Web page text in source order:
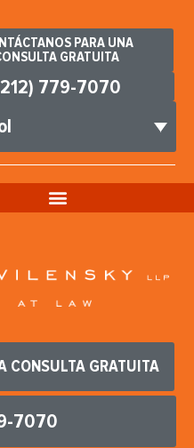
PARA UNA
GRATUITA
779-7070
CONSULTA GRATUITA
7070